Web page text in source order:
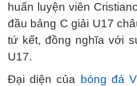
huấn luyện viên
đầu bảng C giải U17
tứ kết, đồng nghĩa với
U17.
Đại diện của
bóng đá